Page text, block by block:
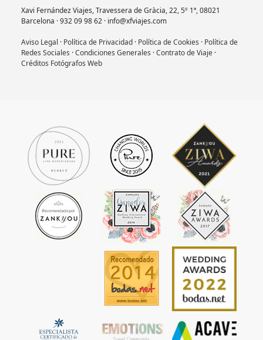
Xavi Fernández Viajes, Travessera de Gràcia, 22, 5º 1ª, 08021
Barcelona · 932 09 98 62 · info@xfviajes.com
Aviso Legal · Política de Privacidad· Política de Cookies · Política de
Redes Sociales ·Condiciones Generales ·Contrato de Viaje·
Créditos Fotógrafos Web